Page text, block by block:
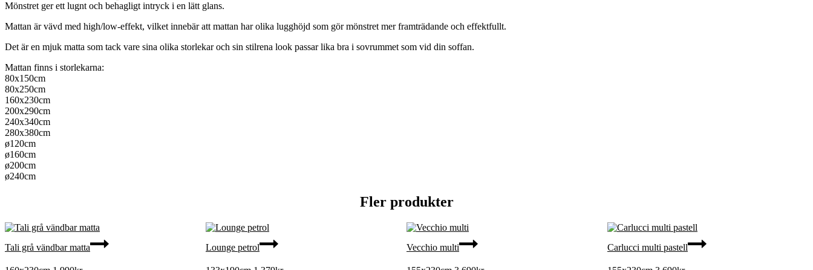
Mönstret ger ett lugnt och behagligt intryck i en lätt glans.
Mattan är vävd med high/low-effekt, vilket innebär att mattan har olika lugghöjd som gör mönstret mer framträdande och effektfullt.
Det är en mjuk matta som tack vare sina olika storlekar och sin stilrena look passar lika bra i sovrummet som vid din soffan.
Mattan finns i storlekarna:
80x150cm
80x250cm
160x230cm
200x290cm
240x340cm
280x380cm
ø120cm
ø160cm
ø200cm
ø240cm
Fler produkter
Tali grå vändbar matta Lounge petrol Vecchio multi Carlucci multi pastell